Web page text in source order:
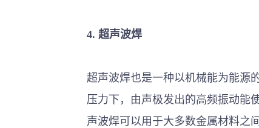
4. 超声波焊
超声波焊也是一种以机械能为能源
压力下，由声极发出的高频振动能
声波焊可以用于大多数金属材料之